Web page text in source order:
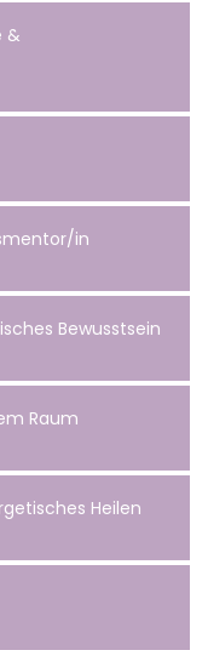
&
in
Bewusstsein
Raum
Heilen